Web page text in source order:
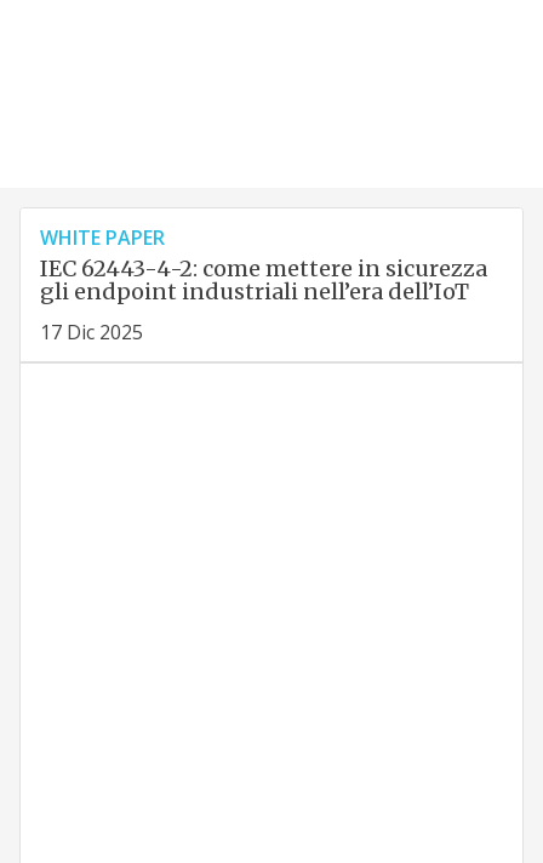
WHITE PAPER
IEC 62443-4-2: come mettere in sicurezza
gli endpoint industriali nell’era dell’IoT
17 Dic 2025